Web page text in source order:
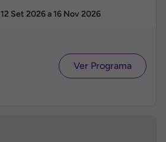
12 Set 2026a16 Nov 2026
Ver Programa